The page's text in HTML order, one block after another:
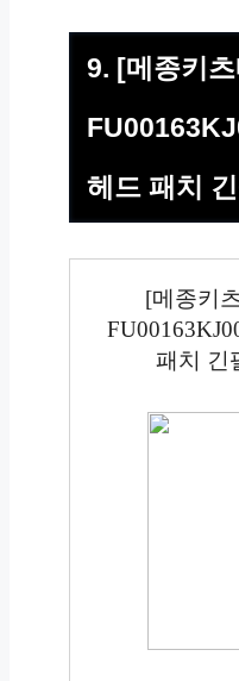
9. [메종키
헤드 패치
[메종키
패치 긴